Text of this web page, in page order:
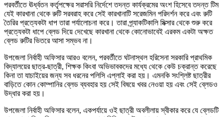
পরবর্তীতে ঊর্ধ্বতন কর্তৃপক্ষের সরাসরি নির্দেশে তদন্ত কার্যক্রমের অংশ হিসেবে তদন্ত টিম
যেই কারখানা থেকে রুটি সরবরাহ করে সেই কারখানাটি সরেজমিন পরিদর্শন করে এবং রুটি
তৈরির প্রত্যেকটা ধাপ তারা পর্যালোচনা করে। তারা প্র্যাকটিকালি মিক্সার থেকে শুরু করে
প্রত্যেকটা ধাপে ব্লেড দিয়ে দেখেছে কারখানা থেকে কোনোভাবেই এরকম একটা অক্ষত
ব্লেড রুটির ভিতরে আসা সম্ভব না।
উপজেলা নির্বাহী অফিসার আরও বলেন, পরবর্তীতে ঘটনাস্থল হরিসেনা সরকারি প্রাথমিক
বিদ্যালয়ের ছাত্র-ছাত্রী, শিক্ষক কিংবা অভিভাবকদের মধ্যে থেকে কেউ চক্রান্ত করেছে
কিনা তা যাচাইয়ের জন্য সব ধরনের পলিসি এপ্লাই করা হয়। এমনকি সংশ্লিষ্ট ছাত্রীর
বাড়িতে কোন কোম্পানির ব্লেড ব্যবহার হয় সেই বিষয়ে খবর নেওয়া হয় এবং সেই ব্লেডও
উদ্ধার করা হয়।
উপজেলা নির্বাহী অফিসার বলেন, একপর্যায়ে ওই ছাত্রী অবলীলায় স্বীকার করে যে ব্লেডটি